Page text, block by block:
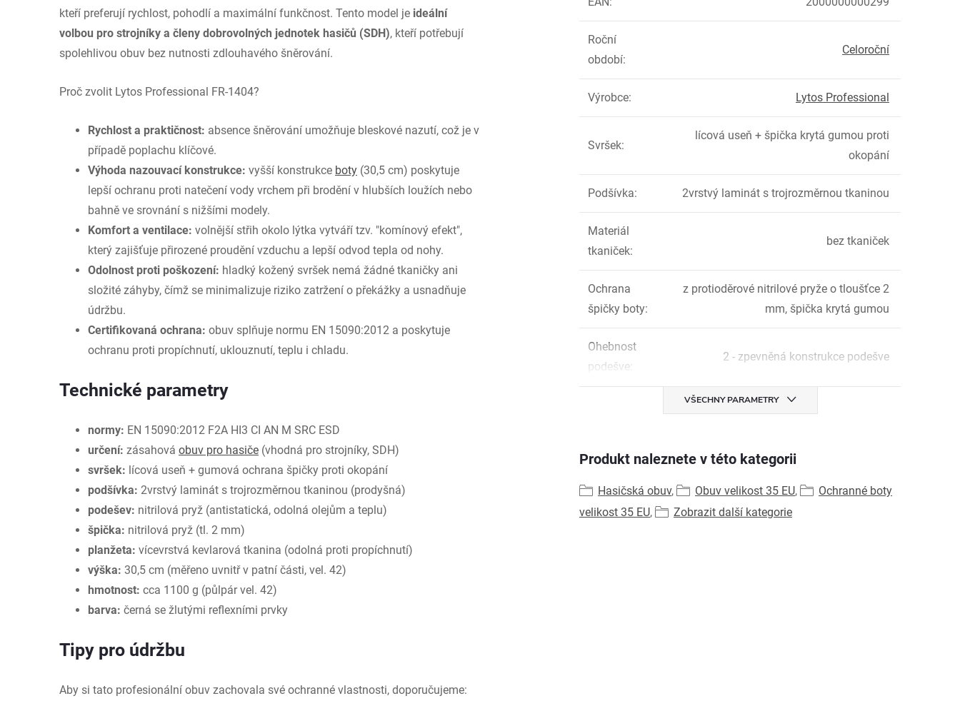
kteří preferují rychlost, pohodlí a maximální funkčnost. Tento model je ideální
volbou pro strojníky a členy dobrovolných jednotek hasičů (SDH), kteří potřebují
spolehlivou obuv bez nutnosti zdlouhavého šněrování.
Proč zvolit Lytos Professional FR-1404?
Rychlost a praktičnost: absence šněrování umožňuje bleskové nazutí, což je v
případě poplachu klíčové.
Výhoda nazouvací konstrukce: vyšší konstrukce boty (30,5 cm) poskytuje
lepší ochranu proti natečení vody vrchem při brodění v hlubších loužích nebo
bahně ve srovnání s nižšími modely.
Komfort a ventilace: volnější střih okolo lýtka vytváří tzv. "komínový efekt",
který zajišťuje přirozené proudění vzduchu a lepší odvod tepla od nohy.
Odolnost proti poškození: hladký kožený svršek nemá žádné tkaničky ani
složité záhyby, čímž se minimalizuje riziko zatržení o překážky a usnadňuje
údržbu.
Certifikovaná ochrana: obuv splňuje normu EN 15090:2012 a poskytuje
ochranu proti propíchnutí, uklouznutí, teplu i chladu.
Technické parametry
normy: EN 15090:2012 F2A HI3 CI AN M SRC ESD
určení: zásahová obuv pro hasiče (vhodná pro strojníky, SDH)
svršek: lícová useň + gumová ochrana špičky proti okopání
podšívka: 2vrstvý laminát s trojrozměrnou tkaninou (prodyšná)
podešev: nitrilová pryž (antistatická, odolná olejům a teplu)
špička: nitrilová pryž (tl. 2 mm)
planžeta: vícevrstvá kevlarová tkanina (odolná proti propíchnutí)
výška: 30,5 cm (měřeno uvnitř v patní části, vel. 42)
hmotnost: cca 1100 g (půlpár vel. 42)
barva: černá se žlutými reflexními prvky
Tipy pro údržbu
Aby si tato profesionální obuv zachovala své ochranné vlastnosti, doporučujeme:
Roční
období:
Celoroční
Výrobce: Lytos Professional
Svršek:
lícová useň + špička krytá gumou proti
okopání
Podšívka: 2vrstvý laminát s trojrozměrnou tkaninou
Materiál
tkaniček:
bez tkaniček
Ochrana
špičky boty:
z protioděrové nitrilové pryže o tloušťce 2
mm, špička krytá gumou
Ohebnost
podešve:
2 - zpevněná konstrukce podešve
VŠECHNY PARAMETRY
Produkt naleznete v této kategorii
Hasičská obuv, Obuv velikost 35 EU,
Ochranné boty
velikost 35 EU, Zobrazit další kategorie